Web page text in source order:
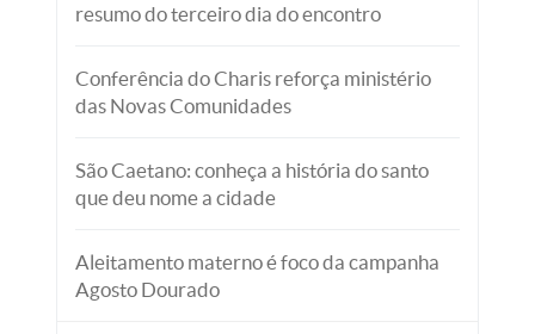
resumo do terceiro dia do encontro
Conferência do Charis reforça ministério
das Novas Comunidades
São Caetano: conheça a história do santo
que deu nome a cidade
Aleitamento materno é foco da campanha
Agosto Dourado